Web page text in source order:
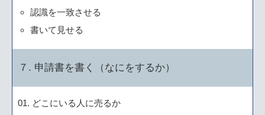
認識を一致させる
書いて見せる
７. 申請書を書く（なにをするか）
どこにいる人に売るか